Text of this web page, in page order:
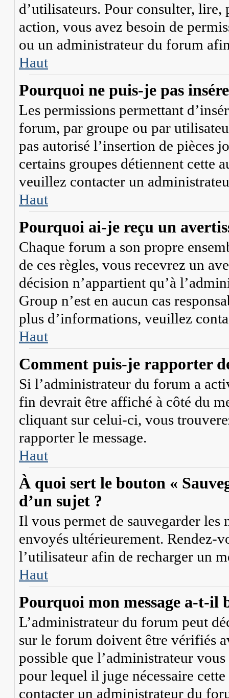
d’utilisateurs. Pour consulter,
action, vous avez besoin de
ou un administrateur du forum
Haut
Pourquoi ne puis-je pas
Les permissions permettant
forum, par groupe ou par
pas autorisé l’insertion de pièces
certains groupes détiennent cette
veuillez contacter un
Haut
Pourquoi ai-je reçu un
Chaque forum a son propre
de ces règles, vous recevrez un
décision n’appartient qu’à
Group n’est en aucun cas
plus d’informations, veuillez
Haut
Comment puis-je rapporter
Si l’administrateur du forum a
fin devrait être affiché à côté du
cliquant sur celui-ci, vous
rapporter le message.
Haut
À quoi sert le bouton «
d’un sujet ?
Il vous permet de sauvegarder les
envoyés ultérieurement. Rendez-
l’utilisateur afin de recharger un
Haut
Pourquoi mon message a-t-il
L’administrateur du forum peut
sur le forum doivent être vérifiés
possible que l’administrateur
pour lequel il juge nécessaire
contacter un administrateur du